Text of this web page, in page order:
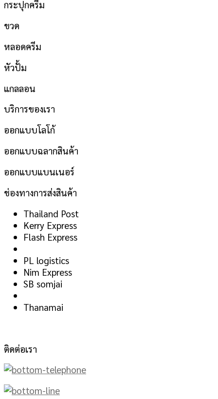
กระปุกครีม
ขวด
หลอดครีม
หัวปั้ม
แกลลอน
บริการของเรา
ออกแบบโลโก้
ออกแบบฉลากสินค้า
ออกแบบแบนเนอร์
ช่องทางการส่งสินค้า
Thailand Post
Kerry Express
Flash Express
PL logistics
Nim Express
SB somjai
Thanamai
ติดต่อเรา